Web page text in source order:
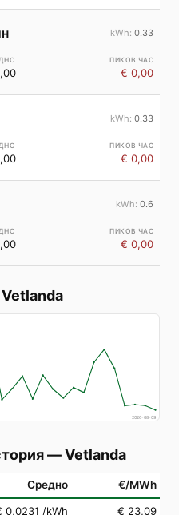
0.33
€ 0,00
0.33
€ 0,00
0.6
€ 0,00
Vetlanda
2026-08-09
—Vetlanda
Средно €/MWh
0,0231 /kWh
€ 23,09